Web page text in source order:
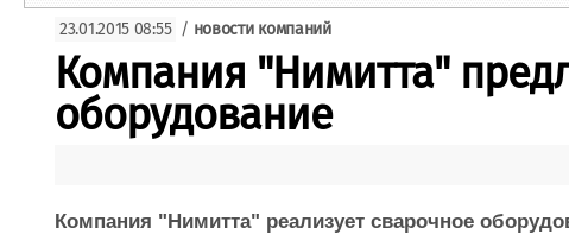
Судостроение
Пульс
Новости
Компании
Репутация
Журнал
Торговая площадка
Доска объявлений
Продажа флота
Изделия
Личности
Словарь
23.01.2015 08:55 / новости компаний
Компания "Нимитта"
оборудование
Компания "Нимитта" реализует сварочное